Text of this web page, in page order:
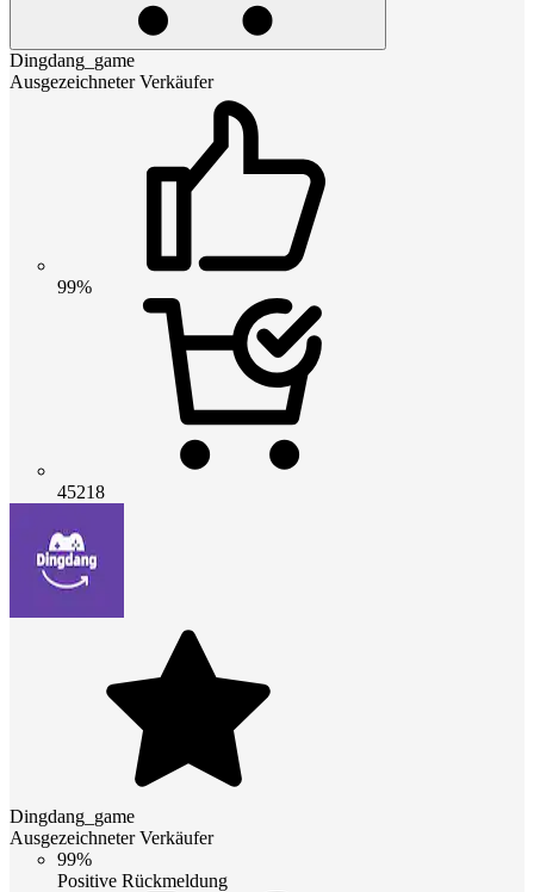
Dingdang_game
Ausgezeichneter Verkäufer
99%
45218
Dingdang_game
Ausgezeichneter Verkäufer
99%
Positive Rückmeldung